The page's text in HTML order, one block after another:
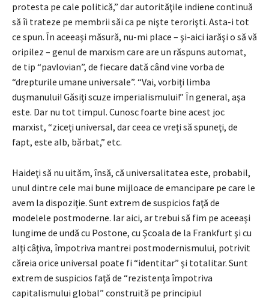
protesta pe cale politică,” dar autorităţile indiene continuă
să îi trateze pe membrii săi ca pe nişte terorişti. Asta-i tot
ce spun. În aceeaşi măsură, nu-mi place – şi-aici iarăşi o să vă
oripilez – genul de marxism care are un răspuns automat,
de tip “pavlovian”, de fiecare dată când vine vorba de
“drepturile umane universale”. “Vai, vorbiţi limba
duşmanului! Găsiţi scuze imperialismului!” În general, aşa
este. Dar nu tot timpul. Cunosc foarte bine acest joc
marxist, “ziceţi universal, dar ceea ce vreţi să spuneţi, de
fapt, este alb, bărbat,” etc.
Haideţi să nu uităm, însă, că universalitatea este, probabil,
unul dintre cele mai bune mijloace de emancipare pe care le
avem la dispoziţie. Sunt extrem de suspicios faţă de
modelele postmoderne. Iar aici, ar trebui să fim pe aceeaşi
lungime de undă cu Postone, cu Şcoala de la Frankfurt şi cu
alţi câţiva, împotriva mantrei postmodernismului, potrivit
căreia orice universal poate fi “identitar” şi totalitar. Sunt
extrem de suspicios faţă de “rezistenţa împotriva
capitalismului global” construită pe principiul